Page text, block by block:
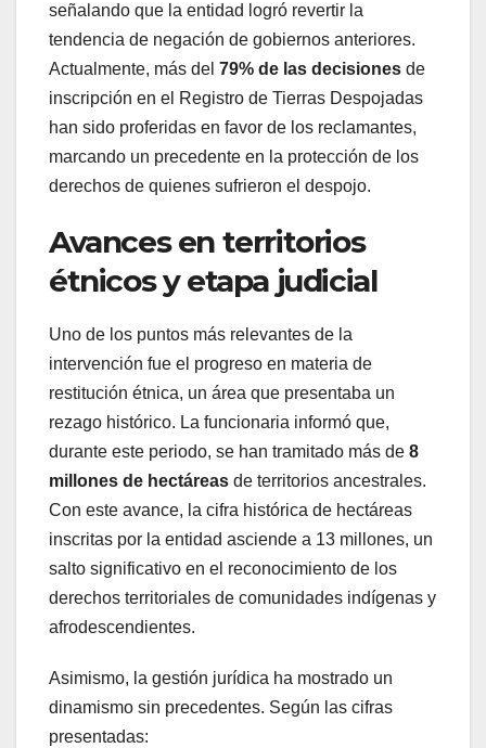
señalando que la entidad logró revertir la
tendencia de negación de gobiernos anteriores.
Actualmente, más del 79% de las decisiones de
inscripción en el Registro de Tierras Despojadas
han sido proferidas en favor de los reclamantes,
marcando un precedente en la protección de los
derechos de quienes sufrieron el despojo.
Avances en territorios
étnicos y etapa judicial
Uno de los puntos más relevantes de la
intervención fue el progreso en materia de
restitución étnica, un área que presentaba un
rezago histórico. La funcionaria informó que,
durante este periodo, se han tramitado más de 8
millones de hectáreas de territorios ancestrales.
Con este avance, la cifra histórica de hectáreas
inscritas por la entidad asciende a 13 millones, un
salto significativo en el reconocimiento de los
derechos territoriales de comunidades indígenas y
afrodescendientes.
Asimismo, la gestión jurídica ha mostrado un
dinamismo sin precedentes. Según las cifras
presentadas: